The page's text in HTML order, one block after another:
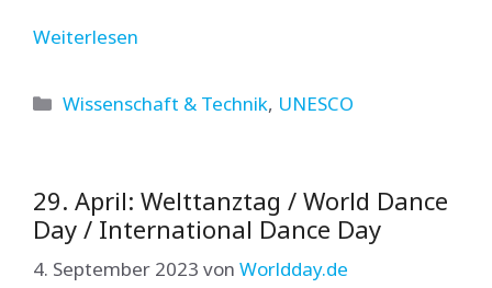
Weiterlesen
Kategorien
Wissenschaft & Technik, UNESCO
29. April: Welttanztag / World Dance
Day / International Dance Day
4. September 2023 von Worldday.de